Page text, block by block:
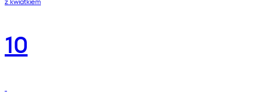
10